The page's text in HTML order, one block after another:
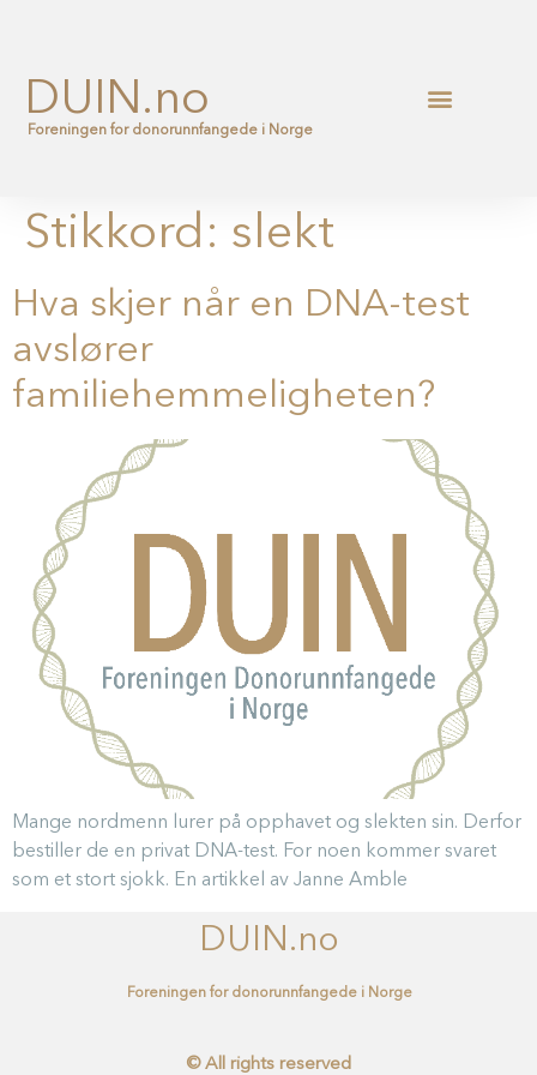
DUIN.no
Foreningen for donorunnfangede i Norge
Stikkord: slekt
Hva skjer når en DNA-test
avslører
familiehemmeligheten?
Mange nordmenn lurer på opphavet og slekten sin. Derfor
bestiller de en privat DNA-test. For noen kommer svaret
som et stort sjokk. En artikkel av Janne Amble
DUIN.no
Foreningen for donorunnfangede i Norge
© All rights reserved